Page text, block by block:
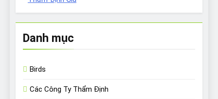
Danh mục
Birds
Các Công Ty Thẩm Định